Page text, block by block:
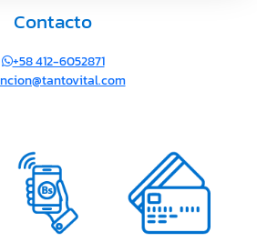
Contacto
+58 412-6052871